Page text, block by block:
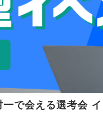
一で会える選考会